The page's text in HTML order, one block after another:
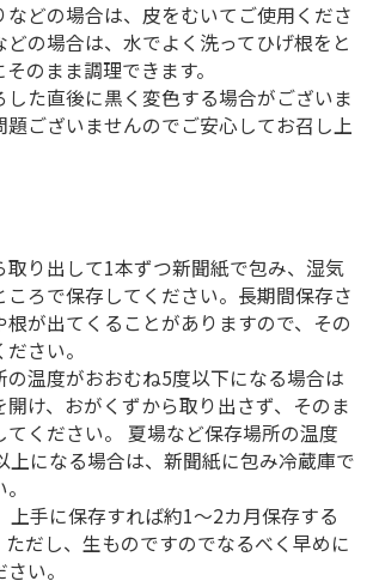
などの場合は、皮をむいてご使用くださ
どの場合は、水でよく洗ってひげ根をと
のまま調理できます。
した直後に黒く変色する場合がございま
題ございませんのでご安心してお召し上
取り出して1本ずつ新聞紙で包み、湿気
ころで保存してください。長期間保存さ
根が出てくることがありますので、その
さい。
温度がおおむね5度以下になる場合は
け、おがくずから取り出さず、そのま
てください。 夏場など保存場所の温度
上になる場合は、新聞紙に包み冷蔵庫で
上手に保存すれば約1～2カ月保存する
ただし、生ものですのでなるべく早めに
い。